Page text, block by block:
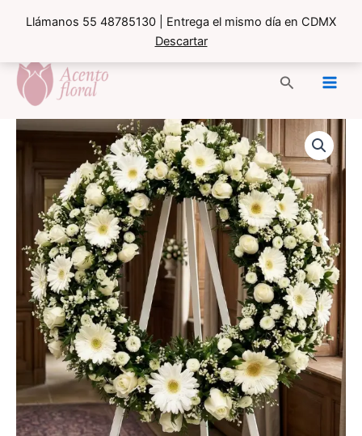
Llámanos 55 48785130 | Entrega el mismo día en CDMX
Descartar
contenido
Buscar